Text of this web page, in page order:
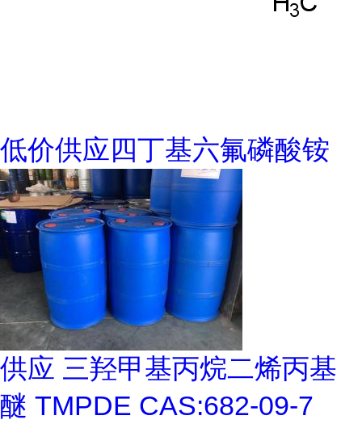
低价供应四丁基六氟磷酸铵
供应 三羟甲基丙烷二烯丙基
醚 TMPDE CAS:682-09-7